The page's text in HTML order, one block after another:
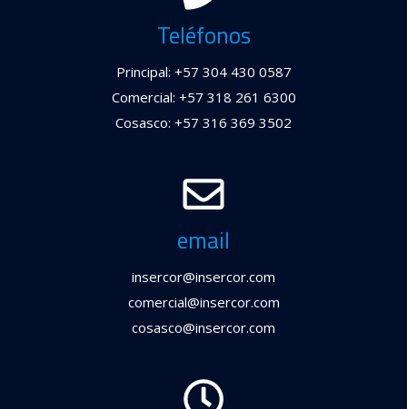
Teléfonos
Principal: +57 304 430 0587
Comercial: +57 318 261 6300
Cosasco: +57 316 369 3502
email
insercor@insercor.com
comercial@insercor.com
cosasco@insercor.com